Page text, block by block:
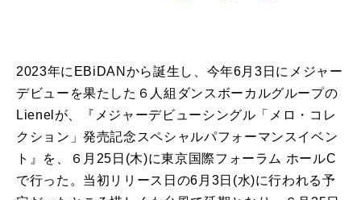
2023年に EBiDAN から誕生し、今年6月3 日にメジャー
デビューを果たした６人組ダンスボーカルグループの
Lienel が、『メジャーデビューシングル「メロ・コレ
クション」発売記念スペシャルパフォーマンスイベン
ト』を、６月 25 日 (木)に東京国際フォーラム ホールC
で行った。当初リリース日の6 月 3日 (水)に行われる予